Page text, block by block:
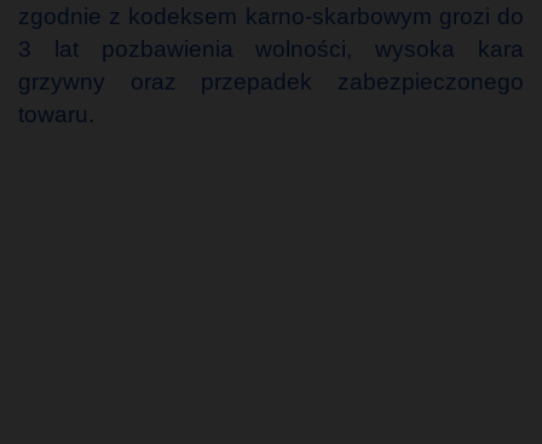
zgodnie z kodeksem karno-skarbowym grozi do
3 lat pozbawienia wolności, wysoka kara
grzywny oraz przepadek zabezpieczonego
towaru.